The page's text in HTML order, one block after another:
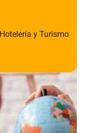
Hotelería y Turismo